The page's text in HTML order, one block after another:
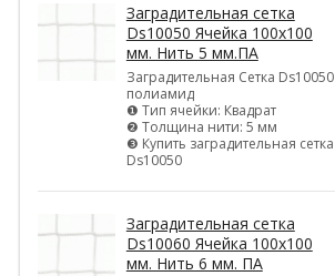
Заградительная сетка
Ds10050 Ячейка 100х100
мм. Нить 5 мм.ПА
Заградительная Сетка Ds10050
полиамид
❶ Тип ячейки: Квадрат
❷ Толщина нити: 5 мм
❸ Купить заградительная сетка
Ds10050
Заградительная сетка
Ds10060 Ячейка 100х100
мм. Нить 6 мм. ПА